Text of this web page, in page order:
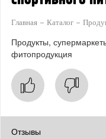
Главная Каталог
Продукты,
фитопродукция
Отзывы